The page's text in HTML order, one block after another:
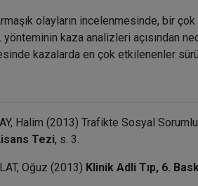
olayların incelenmesinde, bir
yönteminin kaza analizleri açısından
kazalarda en çok etkilenenler
Halim (2013) Trafikte Sosyal
Tezi, s. 3.
Oğuz (2013) Klinik Adli Tıp, 6.